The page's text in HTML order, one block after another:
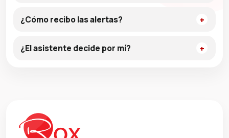
¿Cómo recibo las alertas?
¿El asistente decide por mí?